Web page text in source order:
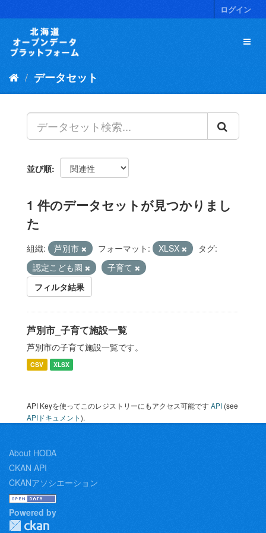
キ
ログイン
データセット
並び順
1 件のデータセットが見つかりまし
た
組織: 芦別市 フォーマット: XLSX
タグ:
認定こども園
子育て
フィルタ結果
芦別市_子育て施設一覧
芦別市の子育て施設一覧です。
CSV XLSX
API Keyを使ってこのレジストリーにもアクセス可能ですAPI (see
APIドキュメント).
About HODA
CKAN API
CKANアソシエーション
Powered by